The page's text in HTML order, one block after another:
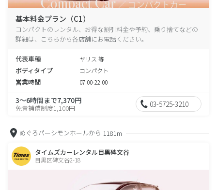
基本料金プラン（C1）
コンパクトのレンタル、お得な割引料金や予約、乗り捨てなどの
詳細は、こちらから各店舗にお電話ください。
代表車種 ヤリス 等
ボディタイプ コンパクト
営業時間 07:00-22:00
3～6時間まで7,370円
免責補償制度1,100円 03-5725-3210
めぐろパーシモンホールから 1181m
タイムズカーレンタル目黒碑文谷
目黒区碑文谷2-18